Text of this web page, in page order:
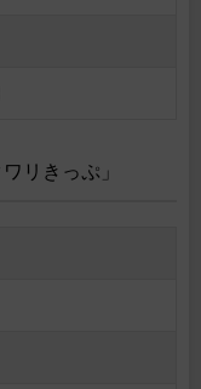
リきっぷ」